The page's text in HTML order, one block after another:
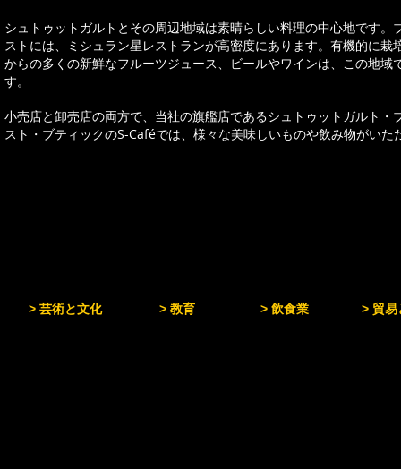
シュトゥットガルトとその周辺地域は素晴らしい料理の中心地です。
ストには、ミシュラン星レストランが高密度にあります。有機的に栽
からの多くの新鮮なフルーツジュース、ビールやワインは、この地域
す。
小売店と卸売店の両方で、当社の旗艦店であるシュトゥットガルト・
スト・ブティックのS-Caféでは、様々な美味しいものや飲み物がい
> 芸術と文化 > 教育 > 飲食業 > 貿易